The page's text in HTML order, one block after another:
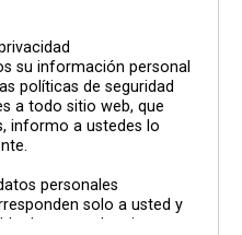
su información personal
políticas de seguridad
a todo sitio web, que
informo a ustedes lo
personales
solo a usted y
de no revelar ninguna